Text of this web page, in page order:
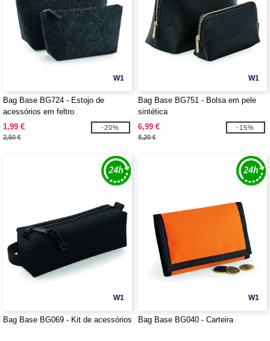
W1
Bag Base BG724 - Estojo de
acessórios em feltro
1,99 €
2,50 €
-20%
W1
Bag Base BG751 - Bolsa em pele
sintética
6,99 €
8,20 €
-15%
W1
Bag Base BG069 - Kit de acessórios
W1
Bag Base BG040 - Carteira